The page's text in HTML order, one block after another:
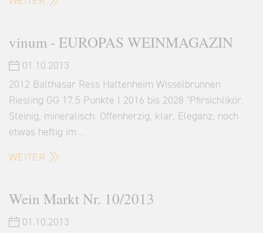
vinum - EUROPAS WEINMAGAZIN
01.10.2013
2012 Balthasar Ress Hattenheim Wisselbrunnen
Riesling GG 17.5 Punkte I 2016 bis 2028 "Pfirsichlikör.
Steinig, mineralisch. Offenherzig, klar, Eleganz, noch
etwas heftig im …
WEITER
Wein Markt Nr. 10/2013
01.10.2013